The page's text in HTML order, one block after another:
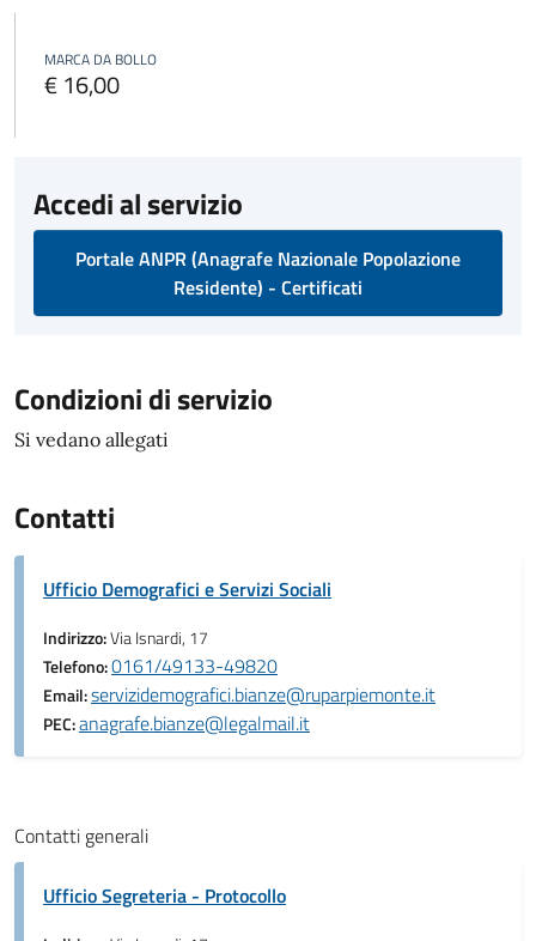
MARCA DA BOLLO
€ 16,00
Accedi al servizio
Portale ANPR (Anagrafe Nazionale Popolazione
Residente) - Certificati
Condizioni di servizio
Si vedano allegati
Contatti
Ufficio Demografici e Servizi Sociali
Indirizzo:Via Isnardi, 17
Telefono:0161/49133-49820
Email:servizidemografici.bianze@ruparpiemonte.it
PEC:anagrafe.bianze@legalmail.it
Contatti generali
Ufficio Segreteria - Protocollo